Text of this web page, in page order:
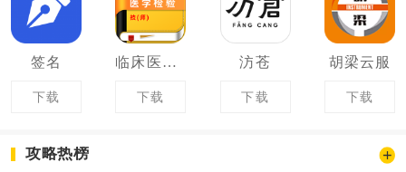
签名
下载
临床医学检验技师牛题库
下载
汸苍
下载
胡梁云服
下载
攻略热榜